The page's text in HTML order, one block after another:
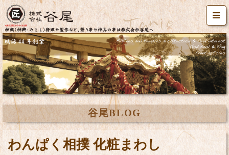
谷尾BLOG
わんぱく相撲 化粧まわし